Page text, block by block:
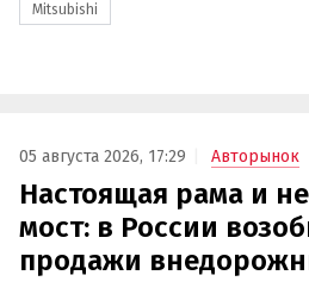
Mitsubishi
05 августа 2026, 17:29 Авторынок
Настоящая рама и
мост: в России
продажи